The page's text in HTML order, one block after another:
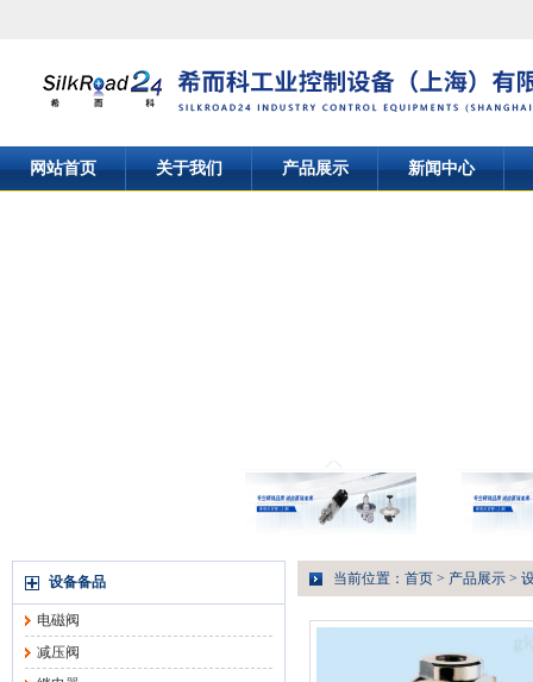
网站首页 关于我们 产品展示 新闻中心
设备备品
电磁阀
减压阀
当前位置： 首页 > 产品展示 >